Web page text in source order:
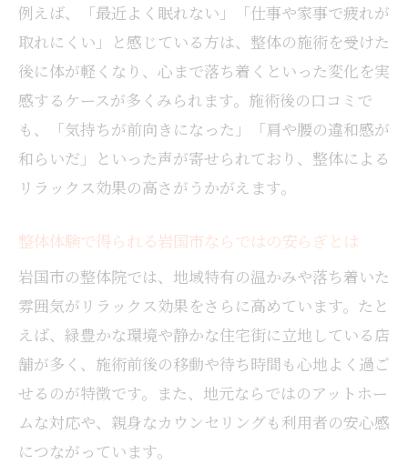
は
リラックスを求める人が整体を選ぶ決め手
とは
慢性的な不調緩和へ整体の実践ポイント
整体リラックス効果で慢性的な肩こりを改
善
整体で腰痛や体の歪みを根本から見直す方
せる
整体通院を続けるコツとリラックス効果の
維持
骨盤矯正や筋膜リリースを整体で取り入れ
る意義
岩国市で心身整える整体体験の流れ
整体体験の流れとリラックス効果を引き出
例えば、「最近よく眠れない」「仕事や家事で疲れが
取れにくい」と感じている方は、整体の施術を受けた
後に体が軽くなり、心まで落ち着くといった変化を実
感するケースが多くみられます。施術後の口コミで
も、「気持ちが前向きになった」「肩や腰の違和感が
和らいだ」といった声が寄せられており、整体による
リラックス効果の高さがうかがえます。
整体体験で得られる岩国市ならではの安らぎとは
岩国市の整体院では、地域特有の温かみや落ち着いた
雰囲気がリラックス効果をさらに高めています。たと
えば、緑豊かな環境や静かな住宅街に立地している店
舗が多く、施術前後の移動や待ち時間も心地よく過ご
せるのが特徴です。また、地元ならではのアットホー
ムな対応や、親身なカウンセリングも利用者の安心感
につながっています。